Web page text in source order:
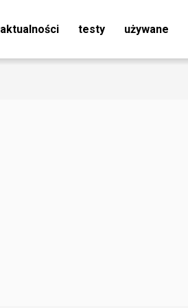
aktualności testy używane